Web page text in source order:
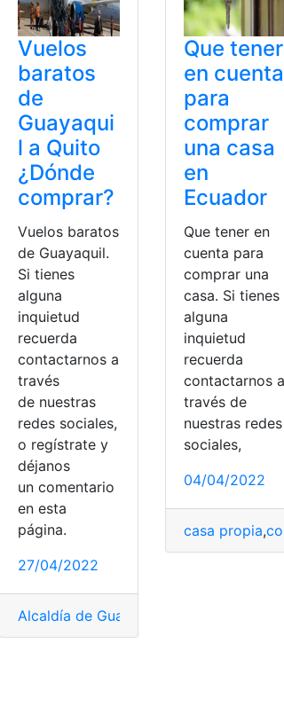
Afiliado Biess comprar casa
Vuelos
baratos
de
Guayaqui
l a Quito
¿Dónde
comprar?
Vuelos baratos
de Guayaquil.
Si tienes
alguna
inquietud
recuerda
contactarnos a
través
de nuestras
redes sociales,
o regístrate y
déjanos
un comentario
en esta
página.
27/04/2022
Alcaldía de Guayaquil
Que tener
en cuenta
para
comprar
una casa
en
Ecuador
Que tener en
cuenta para
comprar una
casa. Si tienes
alguna
inquietud
recuerda
contactarnos a
través de
nuestras redes
sociales,
04/04/2022
casa propia,